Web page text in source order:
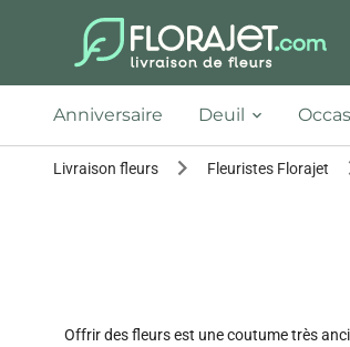
Anniversaire Deuil
Livraison fleurs Fleuristes Florajet
Offrir des fleurs est une coutume très